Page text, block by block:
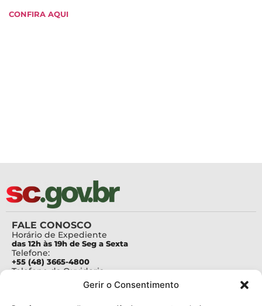
Gerir o Consentimento
CONFIRA AQUI
FALE CONOSCO
Horário de Expediente
das 12h às 19h de Seg a Sexta
Telefone:
+55 (48) 3665-4800
Telefone da Ouvidoria